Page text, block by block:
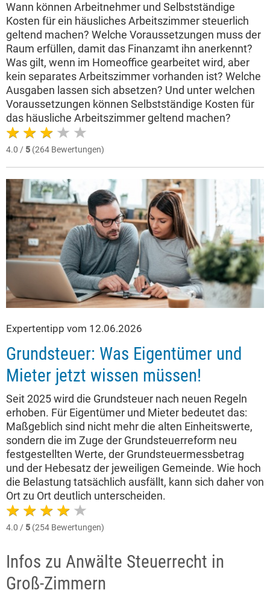
Wann können Arbeitnehmer und Selbstständige
Kosten für ein häusliches Arbeitszimmer steuerlich
geltend machen? Welche Voraussetzungen muss der
Raum erfüllen, damit das Finanzamt ihn anerkennt?
Was gilt, wenn im Homeoffice gearbeitet wird, aber
kein separates Arbeitszimmer vorhanden ist? Welche
Ausgaben lassen sich absetzen? Und unter welchen
Voraussetzungen können Selbstständige Kosten für
das häusliche Arbeitszimmer geltend machen?
4.0 / 5 (264 Bewertungen)
Expertentipp vom 12.06.2026
Grundsteuer: Was Eigentümer und
Mieter jetzt wissen müssen!
Seit 2025 wird die Grundsteuer nach neuen Regeln
erhoben. Für Eigentümer und Mieter bedeutet das:
Maßgeblich sind nicht mehr die alten Einheitswerte,
sondern die im Zuge der Grundsteuerreform neu
festgestellten Werte, der Grundsteuermessbetrag
und der Hebesatz der jeweiligen Gemeinde. Wie hoch
die Belastung tatsächlich ausfällt, kann sich daher von
Ort zu Ort deutlich unterscheiden.
4.0 / 5 (254 Bewertungen)
Infos zu Anwälte Steuerrecht in
Groß-Zimmern